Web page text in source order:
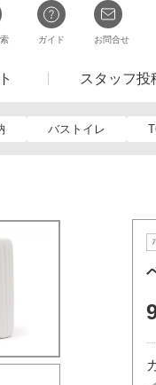
ガイド お問合せ
スタッフ投
バストイレ